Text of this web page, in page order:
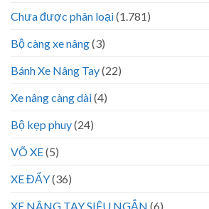
Chưa được phân loại(1.781)
Bộ càng xe nâng(3)
Bánh Xe Nâng Tay(22)
Xe nâng càng dài(4)
Bộ kẹp phuy(24)
VÕ XE(5)
XE ĐẨY(36)
XE NÂNG TAY SIÊU NGẮN (6)